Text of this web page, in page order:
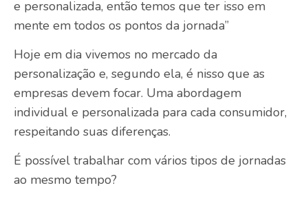
e personalizada, então temos que ter isso em
mente em todos os pontos da jornada”
Hoje em dia vivemos no mercado da
personalização e, segundo ela, é nisso que as
empresas devem focar. Uma abordagem
individual e personalizada para cada consumidor,
respeitando suas diferenças.
É possível trabalhar com vários tipos de jornadas
ao mesmo tempo?